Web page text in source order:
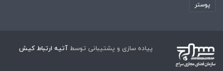
پوستر
پیاده سازی و پشتیبانی توسط آتیه ارتباط کیش